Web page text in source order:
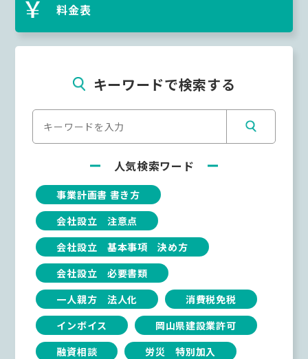
料金表
キーワードで検索する
人気検索ワード
事業計画書 書き方
会社設立 注意点
会社設立 基本事項 決め方
会社設立 必要書類
一人親方 法人化
消費税免税
インボイス
岡山県建設業許可
融資相談
労災 特別加入